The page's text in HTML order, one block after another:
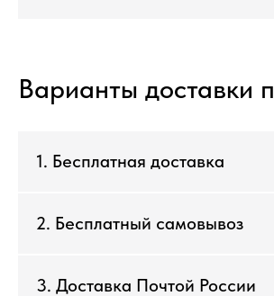
Варианты доставки
1. Бесплатная доставка
2. Бесплатный самовывоз
3. Доставка Почтой России